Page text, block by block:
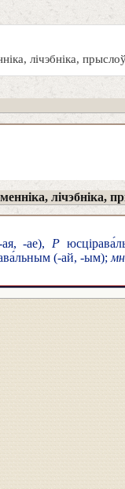
лічэбніка,
лічэбніка,
-ае), Р
(-ай, -ым);